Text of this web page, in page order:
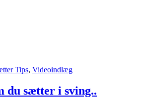
Tips, Videoindlæg
du sætter i sving..